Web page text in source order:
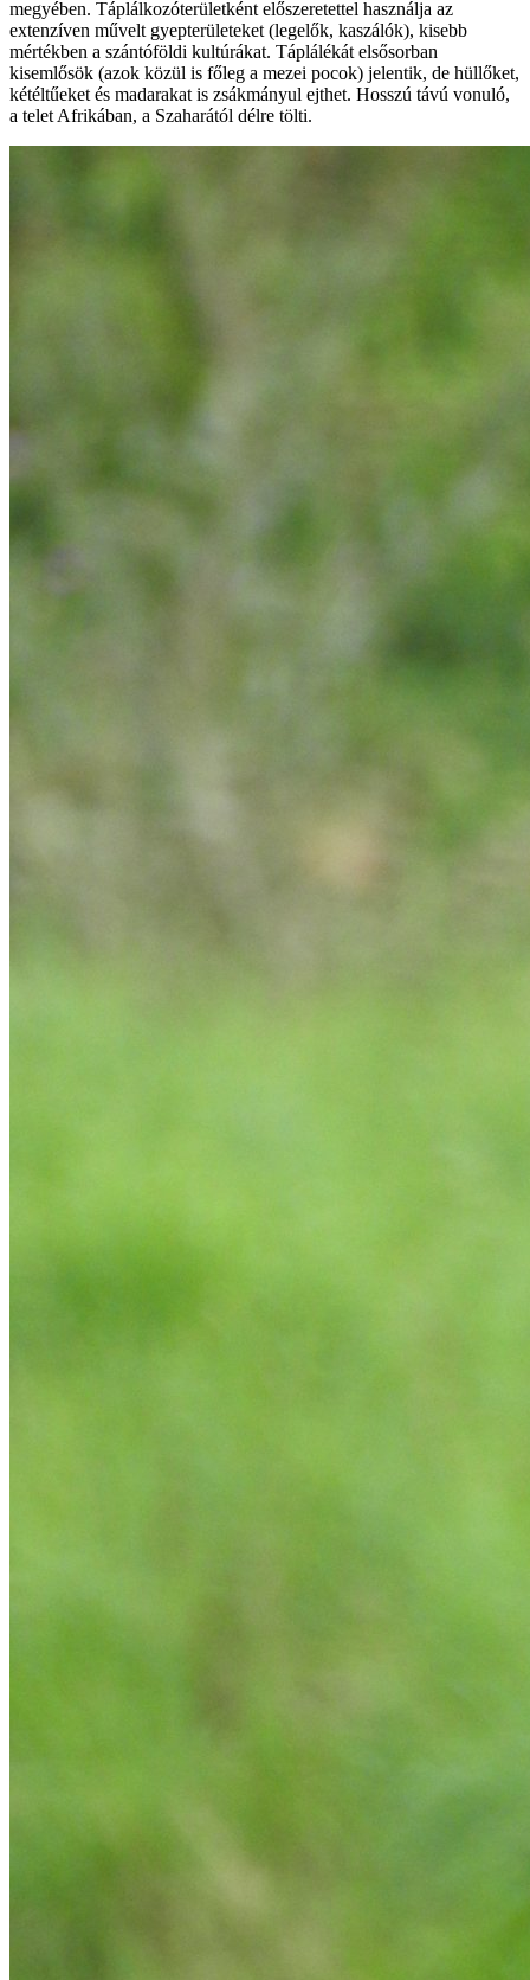
megyében. Táplálkozóterületként előszeretettel használja az
extenzíven művelt gyepterületeket (legelők, kaszálók), kisebb
mértékben a szántóföldi kultúrákat. Táplálékát elsősorban
kisemlősök (azok közül is főleg a mezei pocok) jelentik, de hüllőket,
kétéltűeket és madarakat is zsákmányul ejthet. Hosszú távú vonuló,
a telet Afrikában, a Szaharától délre tölti.